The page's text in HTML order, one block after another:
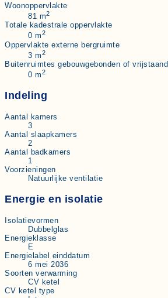
Woonoppervlakte
81 m2
Totale kadestrale oppervlakte
0 m2
Oppervlakte externe bergruimte
3 m2
Buitenruimtes gebouwgebonden of vrijstaand
0 m2
Indeling
Aantal kamers
3
Aantal slaapkamers
2
Aantal badkamers
1
Voorzieningen
Natuurlijke ventilatie
Energie en isolatie
Isolatievormen
Dubbelglas
Energieklasse
E
Energielabel einddatum
6 mei 2036
Soorten verwarming
CV ketel
CV ketel type